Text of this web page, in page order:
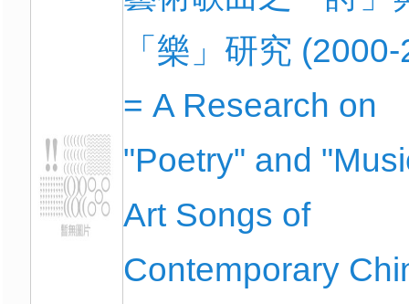
「樂」研究
= A Research on
"Poetry" and
Art Songs of
Contemporary